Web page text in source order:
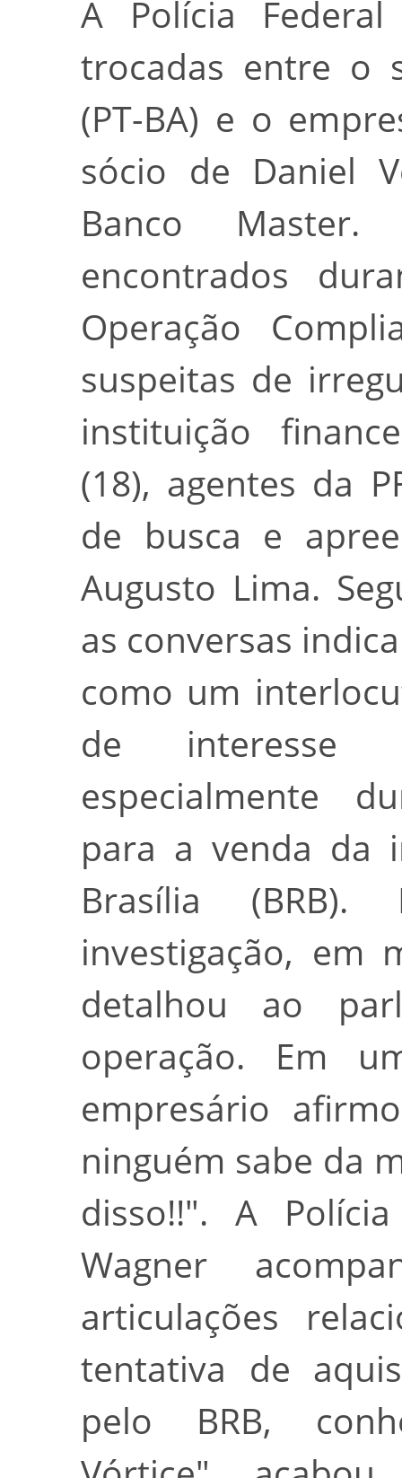
A Polícia
trocadas entre o
(PT-BA) e o
sócio de Daniel
Banco
encontrados
Operação
suspeitas de
instituição
(18), agentes da
de busca e
Augusto Lima.
as conversas
como um
de interesse
especialmente
para a venda da
Brasília
investigação, em
detalhou ao
operação. Em
empresário
ninguém sabe da
disso!!". A
Wagner
articulações
tentativa de
pelo BRB,